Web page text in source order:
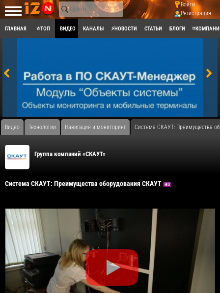
Войти
Регистрация
ГЛАВНАЯ ⭐ТОП ВИДЕО КАНАЛЫ ⚡НОВОСТИ СТАТЬИ БЛОГИ
Видео Технологии Навигация и мониторинг Система СКАУТ: Преимущества
Группа компаний «СКАУТ»
Система СКАУТ: Преимущества оборудования СКАУТ HD